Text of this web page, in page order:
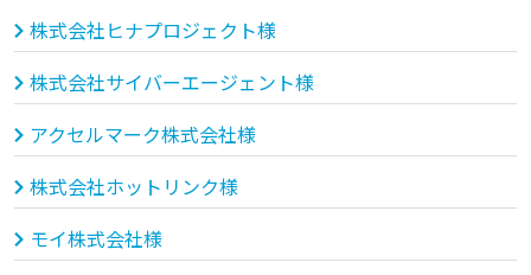
株式会社ヒナプロジェクト様
株式会社サイバーエージェント様
アクセルマーク株式会社様
株式会社ホットリンク様
モイ株式会社様